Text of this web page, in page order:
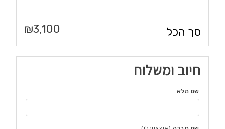
סך הכל 3,100
₪
חיוב ומשלוח
שם מלא